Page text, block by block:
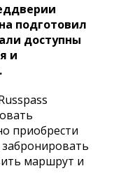
подготовил
доступны
и
приобрести
маршрут и